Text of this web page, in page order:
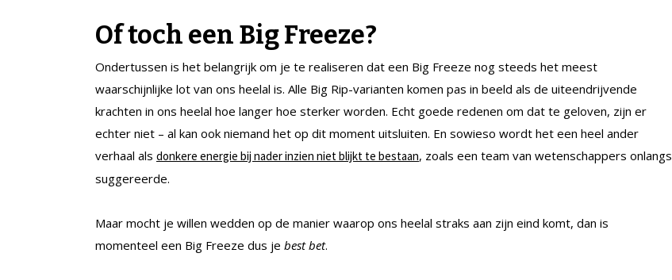
Of toch een Big Freeze?
Ondertussen is het belangrijk om je te realiseren dat een Big Freeze nog steeds het meest
waarschijnlijke lot van ons heelal is. Alle Big Rip-varianten komen pas in beeld als de uiteendrijvende
krachten in ons heelal hoe langer hoe sterker worden. Echt goede redenen om dat te geloven, zijn er
echter niet – al kan ook niemand het op dit moment uitsluiten. En sowieso wordt het een heel ander
verhaal als donkere energie bij nader inzien niet blijkt te bestaan, zoals een team van wetenschappers onlangs
suggereerde.
Maar mocht je willen wedden op de manier waarop ons heelal straks aan zijn eind komt, dan is
momenteel een Big Freeze dus je best bet.